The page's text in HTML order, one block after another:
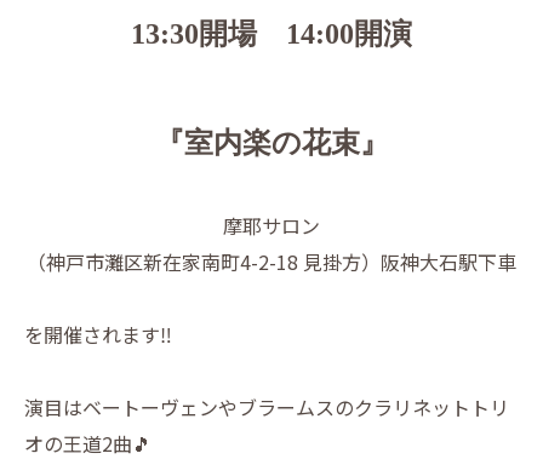
13:30開場 14:00開演
『室内楽の花束』
摩耶サロン
（神戸市灘区新在家南町4-2-18 見掛方）阪神大石駅下車
を開催されます‼️
演目はベートーヴェンやブラームスのクラリネットトリ
オの王道2曲🎵